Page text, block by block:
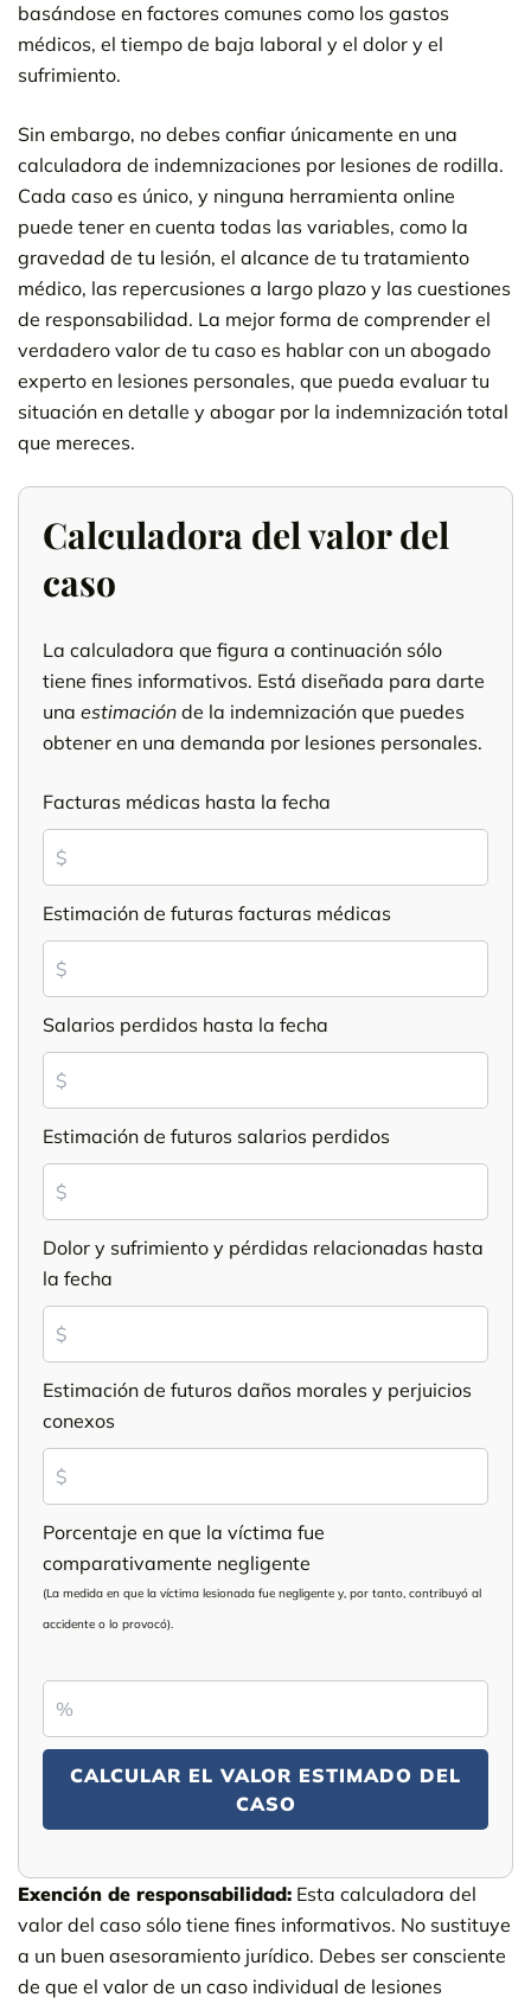
basándose en factores comunes como los gastos
médicos, el tiempo de baja laboral y el dolor y el
sufrimiento.
Sin embargo, no debes confiar únicamente en una
calculadora de indemnizaciones por lesiones de rodilla.
Cada caso es único, y ninguna herramienta online
puede tener en cuenta todas las variables, como la
gravedad de tu lesión, el alcance de tu tratamiento
médico, las repercusiones a largo plazo y las cuestiones
de responsabilidad. La mejor forma de comprender el
verdadero valor de tu caso es hablar con un abogado
experto en lesiones personales, que pueda evaluar tu
situación en detalle y abogar por la indemnización total
que mereces.
Calculadora del valor del
caso
La calculadora que figura a continuación sólo
tiene fines informativos. Está diseñada para darte
una estimación de la indemnización que puedes
obtener en una demanda por lesiones personales.
Facturas médicas hasta la fecha
Estimación de futuras facturas médicas
Salarios perdidos hasta la fecha
Estimación de futuros salarios perdidos
Dolor y sufrimiento y pérdidas relacionadas hasta
la fecha
Estimación de futuros daños morales y perjuicios
conexos
Porcentaje en que la víctima fue
comparativamente negligente
(La medida en que la víctima lesionada fue negligente y, por tanto, contribuyó al
accidente o lo provocó).
CALCULAR EL VALOR ESTIMADO DEL
CASO
Exención de responsabilidad: Esta calculadora del
valor del caso sólo tiene fines informativos. No sustituye
a un buen asesoramiento jurídico. Debes ser consciente
de que el valor de un caso individual de lesiones